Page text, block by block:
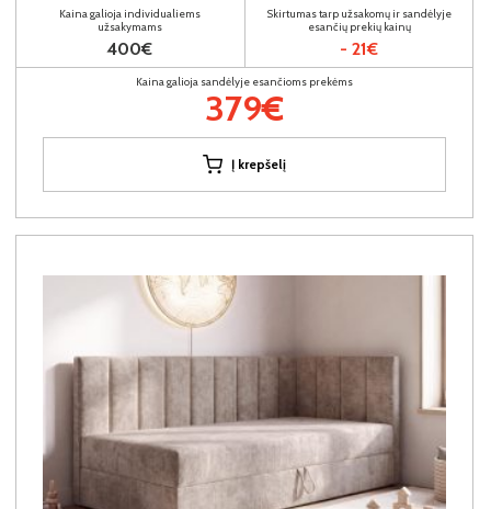
Kaina galioja individualiems
užsakymams
400€
Skirtumas tarp užsakomų ir sandėlyje
esančių prekių kainų
- 21€
Kaina galioja sandėlyje esančioms prekėms
379€
Į krepšelį